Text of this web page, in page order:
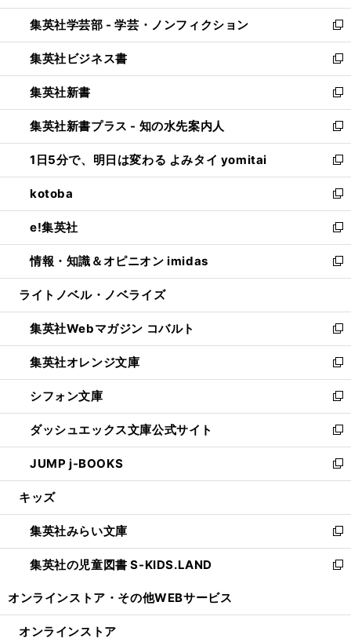
開
く
ウ
で
開
く
ン
ド
ウ
で
開
く
ウ
ィ
ン
ド
ウ
で
開
く
集英社学芸部 - 学芸・ノンフィクション
新
し
い
ウ
ィ
ン
ド
ウ
で
開
く
集英社ビジネス書
新
し
い
ウ
ィ
ン
ド
ウ
で
開
く
集英社新書
新
し
い
ウ
ィ
ン
ド
ウ
で
開
く
集英社新書プラス - 知の水先案内人
新
し
い
ウ
ィ
ン
ド
ウ
で
開
1日5分で、明日は変わる よみタイ yomitai
新
し
い
ウ
ィ
ン
ド
ウ
開
く
kotoba
新
し
い
ウ
ィ
ン
ウ
で
開
く
e!集英社
新
し
い
ウ
ン
ド
ウ
で
開
く
情報・知識＆オピニオン imidas
新
し
ウ
ィ
ン
ド
ウ
で
開
く
ライトノベル・ノベライズ
集英社Webマガジン コバルト
新
し
い
ウ
ィ
ン
ド
ウ
で
開
集英社オレンジ文庫
新
し
い
ウ
ィ
ン
ド
ウ
開
く
シフォン文庫
新
し
い
ウ
ィ
ン
ウ
で
開
く
ダッシュエックス文庫公式サイト
新
し
い
ウ
ン
ド
ウ
で
JUMP j-BOOKS
新
し
ウ
ィ
ン
ド
開
キッズ
集英社みらい文庫
新
し
い
ン
集英社の児童図書 S-KIDS.LAND
新
ウ
オンラインストア・ その他WEBサービス
オンラインストア